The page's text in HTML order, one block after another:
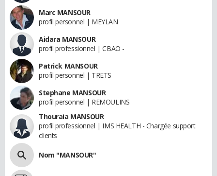
Marc MANSOUR
profil personnel | MEYLAN
Aidara MANSOUR
profil professionnel | CBAO -
Patrick MANSOUR
profil personnel | TRETS
Stephane MANSOUR
profil personnel | REMOULINS
Thouraia MANSOUR
profil professionnel | IMS HEALTH - Chargée support
clients
Nom "MANSOUR"